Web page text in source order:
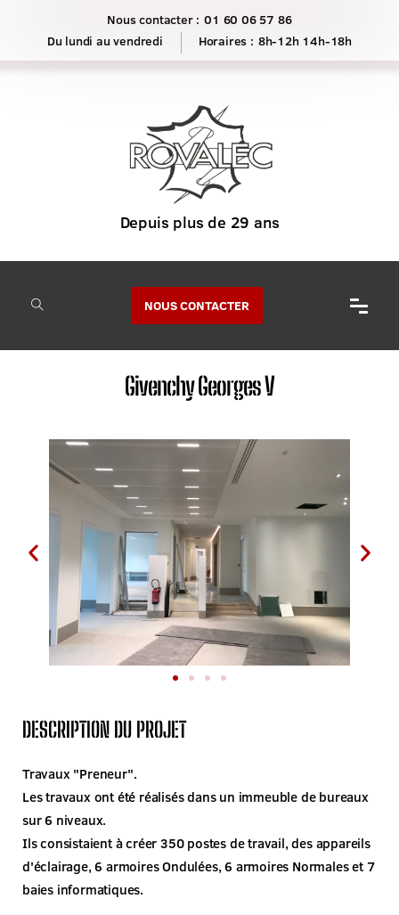
Nous contacter : 01 60 06 57 86
Horaires : 8h-12h 14h-18h
NOUS CONTACTER
Givenchy Georges V
DESCRIPTION DU PROJET
Travaux "Preneur".
Les travaux ont été réalisés dans un immeuble de bureaux
sur 6 niveaux.
Ils consistaient à créer 350 postes de travail, des appareils
d'éclairage, 6 armoires Ondulées, 6 armoires Normales et 7
baies informatiques.